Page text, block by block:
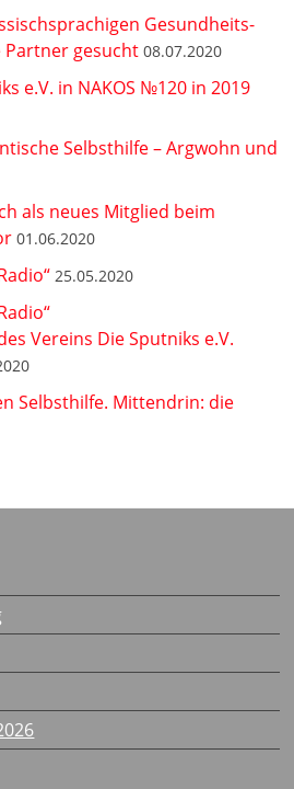
Gesundheits-
Partner gesucht 08.07.2020
e.V. in NAKOS №120 in 2019
Selbsthilfe – Argwohn und
als neues Mitglied beim
01.06.2020
25.05.2020
Vereins Die Sputniks e.V.
Selbsthilfe. Mittendrin: die